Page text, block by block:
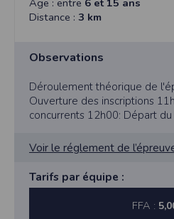
Age : entre 6 et 15 ans
Distance : 3 km
Observations
Déroulement théorique de
Ouverture des inscriptions
concurrents 12h00: Départ du
Voir le réglement de
Tarifs par équipe :
FFA :